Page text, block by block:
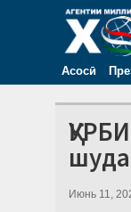
Асосӣ
Июнь 11,